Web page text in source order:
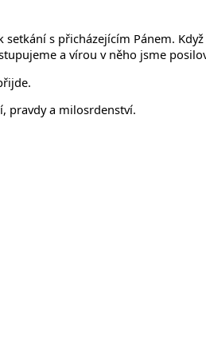
s přicházejícím Pánem.
a vírou v něho jsme
pravdy a milosrdenství.